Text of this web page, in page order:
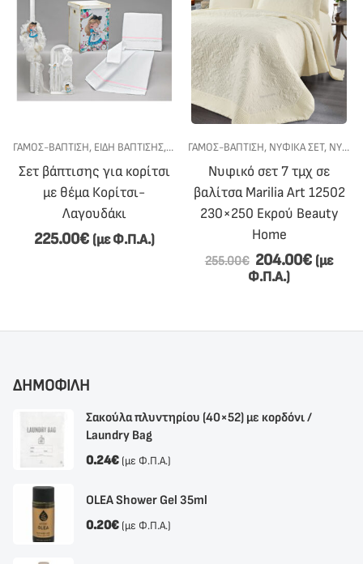
ΓΆΜΟΣ-ΒΆΠΤΙΣΗ, ΕΊΔΗ ΒΆΠΤΙΣΗΣ, ΣΕΤ ΒΆΠΤΙΣΗΣ,ΣΕΤ ΒΆΠΤΙΣΗΣ ΓΙΑ ΚΟΡΊΤΣΙ
Σετ βάπτισης για κορίτσι
με θέμα Κορίτσι-
Λαγουδάκι
225.00€ (με Φ.Π.Α.)
ΓΆΜΟΣ-ΒΆΠΤΙΣΗ, ΝΥΦΙΚΆ ΣΕΤ, ΝΥΦΙΚΌ ΚΡΕΒΆΤΙ
Νυφικό σετ 7 τμχ σε
βαλίτσα Marilia Art 12502
230×250 Εκρού Beauty
Home
255.00€ 204.00€ (με
Φ.Π.Α.)
ΔΗΜΟΦΙΛΗ
Σακούλα πλυντηρίου (40×52) με κορδόνι /
Laundry Bag
0.24€ (με Φ.Π.Α.)
OLEA Shower Gel 35ml
0.20€ (με Φ.Π.Α.)